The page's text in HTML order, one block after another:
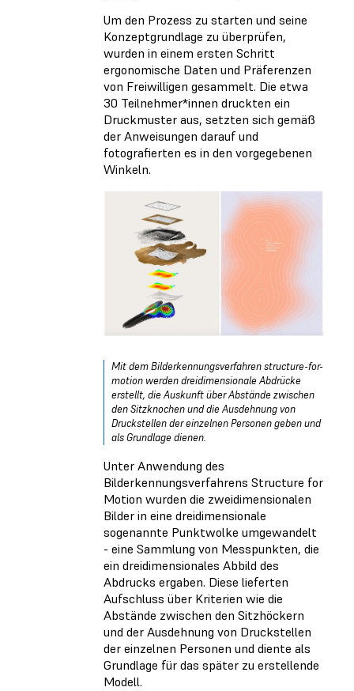
Um den Prozess zu starten und seine
Konzeptgrundlage zu überprüfen,
wurden in einem ersten Schritt
ergonomische Daten und Präferenzen
von Freiwilligen gesammelt. Die etwa
30 Teilnehmer*innen druckten ein
Druckmuster aus, setzten sich gemäß
der Anweisungen darauf und
fotografierten es in den vorgegebenen
Winkeln.
Mit dem Bilderkennungsverfahren structure-for-
motion werden dreidimensionale Abdrücke
erstellt, die Auskunft über Abstände zwischen
den Sitzknochen und die Ausdehnung von
Druckstellen der einzelnen Personen geben und
als Grundlage dienen.
Unter Anwendung des
Bilderkennungsverfahrens Structure for
Motion wurden die zweidimensionalen
Bilder in eine dreidimensionale
sogenannte Punktwolke umgewandelt
- eine Sammlung von Messpunkten, die
ein dreidimensionales Abbild des
Abdrucks ergaben. Diese lieferten
Aufschluss über Kriterien wie die
Abstände zwischen den Sitzhöckern
und der Ausdehnung von Druckstellen
der einzelnen Personen und diente als
Grundlage für das später zu erstellende
Modell.